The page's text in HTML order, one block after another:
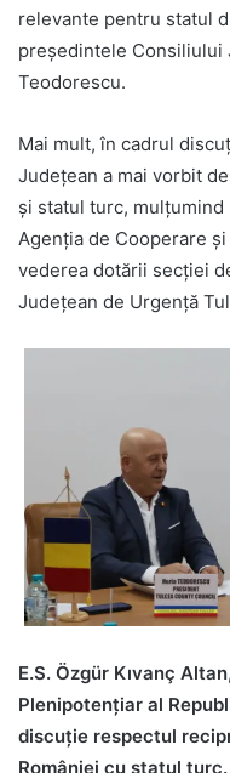
relevante pentru statul
președintele Consiliului
Teodorescu.
Mai mult, în cadrul
Județean a mai vorbit
și statul turc,
Agenția de Cooperare
vederea dotării secției
Județean de Urgență
E.S. Özgür Kıvanç
Plenipotențiar al
discuție respectul
României cu statul turc.